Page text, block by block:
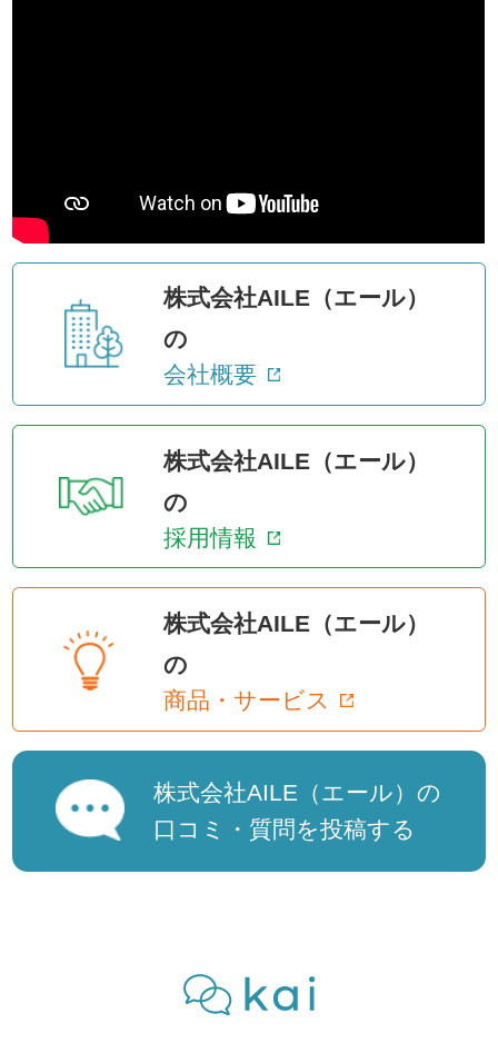
株式会社AILE（エール）
の
会社概要
株式会社AILE（エール）
の
採用情報
株式会社AILE（エール）
の
商品・サービス
株式会社AILE（エール）の
口コミ・質問を投稿する